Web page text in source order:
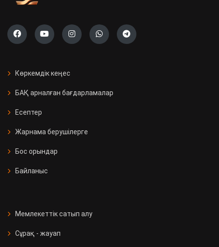
Көркемдік кеңес
БАҚ арналған бағдарламалар
Есептер
Жарнама берушілерге
Бос орындар
Байланыс
Мемлекеттік сатып алу
Сұрақ - жауап